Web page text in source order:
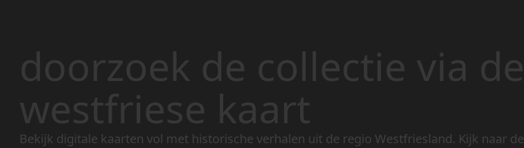
doorzoek de collectie via de
westfriese kaart
Bekijk digitale kaarten vol met historische verhalen uit de regio Westfriesland. Kijk naar de